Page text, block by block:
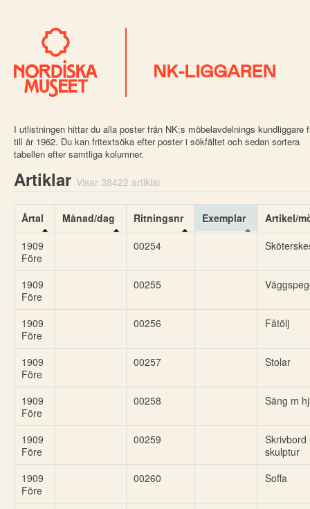
I utlistningen hittar du alla poster från NK:s möbelavdelnings kundliggare
till år 1962. Du kan fritextsöka efter poster i sökfältet och sedan sortera
tabellen efter samtliga kolumner.
Artiklar Visar 38422 artiklar
Årtal Månad/dag Ritningsnr Exemplar
Artikel/
1909
Före
00254
1909
Före
00255
1909
Före
00256 Fåtölj
1909
Före
00257 Stolar
1909
Före
00258 Säng m
1909
Före
00259
Skrivbord
skulptur
1909
Före
00260 Soffa